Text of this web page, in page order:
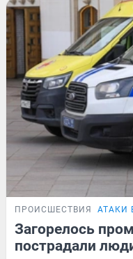
ПРОИСШЕСТВИЯ АТАКИ
Загорелось
пострадали